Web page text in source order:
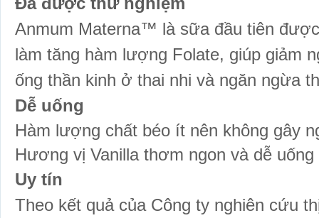
Anmum Materna™ là sữa đầu tiên
làm tăng hàm lượng Folate, giúp giảm
ống thần kinh ở thai nhi và ngăn ngừa
Dễ uống
Hàm lượng chất béo ít nên không gây
Hương vị Vanilla thơm ngon và dễ uống
Uy tín
Theo kết quả của Công ty nghiên cứu